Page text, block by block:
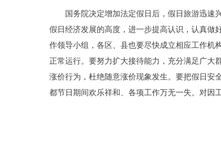
中介服务
国务院决定增加法定假日后，假日旅游迅速兴
假日经济发展的高度，进一步提高认识，认真做
作领导小组，各区、县也要尽快成立相应工作机
正常运行。要努力扩大接待能力，充分满足广大
涨价行为，杜绝随意涨价现象发生。要把假日安
都节日期间欢乐祥和、各项工作万无一失。对因